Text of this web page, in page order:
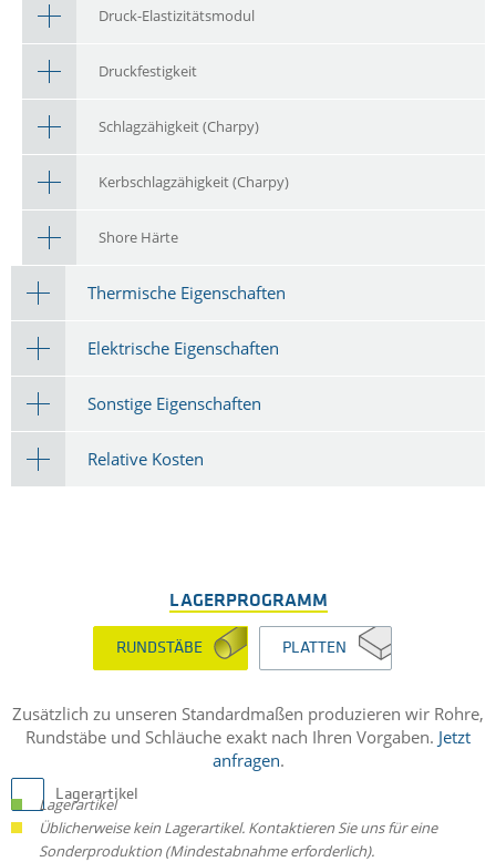
Druck-Elastizitätsmodul
Druckfestigkeit
Schlagzähigkeit (Charpy)
Kerbschlagzähigkeit (Charpy)
Shore Härte
Thermische Eigenschaften
Elektrische Eigenschaften
Sonstige Eigenschaften
Relative Kosten
LAGERPROGRAMM
RUNDSTÄBE PLATTEN
Zusätzlich zu unseren Standardmaßen produzieren wir Rohre,
Rundstäbe und Schläuche exakt nach Ihren Vorgaben. Jetzt
anfragen.
Lagerartikel
Lagerartikel
Üblicherweise kein Lagerartikel. Kontaktieren Sie uns für eine
Sonderproduktion (Mindestabnahme erforderlich).